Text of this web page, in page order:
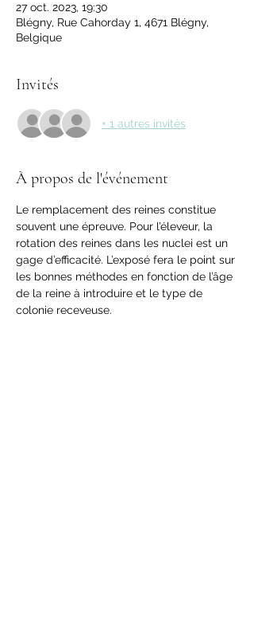
27 oct. 2023, 19:30
Blégny, Rue Cahorday 1, 4671 Blégny,
Belgique
Invités
+ 1 autres invités
À propos de l'événement
Le remplacement des reines constitue
souvent une épreuve. Pour l’éleveur, la
rotation des reines dans les nuclei est un
gage d’efficacité. L’exposé fera le point sur
les bonnes méthodes en fonction de l’âge
de la reine à introduire et le type de
colonie receveuse.